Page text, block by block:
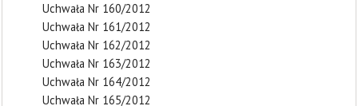
Uchwała Nr 160/2012
Uchwała Nr 161/2012
Uchwała Nr 162/2012
Uchwała Nr 163/2012
Uchwała Nr 164/2012
Uchwała Nr 165/2012